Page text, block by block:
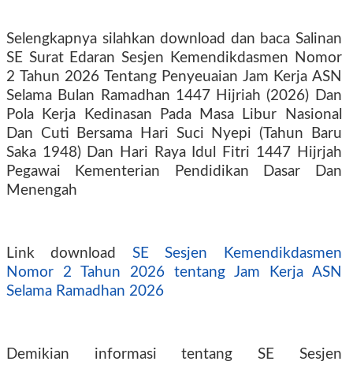
Selengkapnya silahkan download dan baca Salinan
SE Surat Edaran Sesjen Kemendikdasmen Nomor
2 Tahun 2026 Tentang Penyeuaian Jam Kerja ASN
Selama Bulan Ramadhan 1447 Hijriah (2026) Dan
Pola Kerja Kedinasan Pada Masa Libur Nasional
Dan Cuti Bersama Hari Suci Nyepi (Tahun Baru
Saka 1948) Dan Hari Raya Idul Fitri 1447 Hijrjah
Pegawai Kementerian Pendidikan Dasar Dan
Menengah
Link download SE Sesjen Kemendikdasmen
Nomor 2 Tahun 2026 tentang Jam Kerja ASN
Selama Ramadhan 2026
Demikian informasi tentang SE Sesjen